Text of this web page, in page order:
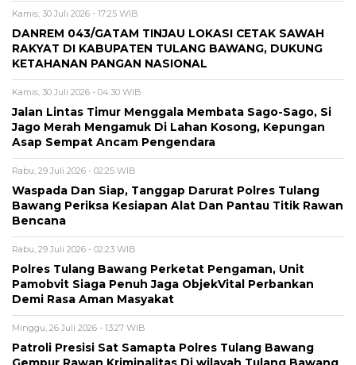
Kamis, 30 Juli 2026 - 17:25 WIB
DANREM 043/GATAM TINJAU LOKASI CETAK SAWAH
RAKYAT DI KABUPATEN TULANG BAWANG, DUKUNG
KETAHANAN PANGAN NASIONAL
Kamis, 30 Juli 2026 - 04:30 WIB
Jalan Lintas Timur Menggala Membata Sago-Sago, Si
Jago Merah Mengamuk Di Lahan Kosong, Kepungan
Asap Sempat Ancam Pengendara
Rabu, 29 Juli 2026 - 02:25 WIB
Waspada Dan Siap, Tanggap Darurat Polres Tulang
Bawang Periksa Kesiapan Alat Dan Pantau Titik Rawan
Bencana
Rabu, 29 Juli 2026 - 02:23 WIB
Polres Tulang Bawang Perketat Pengaman, Unit
Pamobvit Siaga Penuh Jaga ObjekVital Perbankan
Demi Rasa Aman Masyakat
Minggu, 26 Juli 2026 - 13:27 WIB
Patroli Presisi Sat Samapta Polres Tulang Bawang